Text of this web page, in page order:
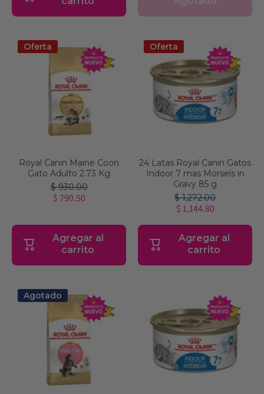
Oferta
Royal Canin Maine Coon
Gato Adulto 2.73 Kg
$ 930.00
$ 790.50
Agregar al
carrito
Oferta
24 Latas Royal Canin Gatos
Indoor 7 mas Morsels in
Gravy 85 g
$ 1,272.00
$ 1,144.80
Agregar al
carrito
Agotado